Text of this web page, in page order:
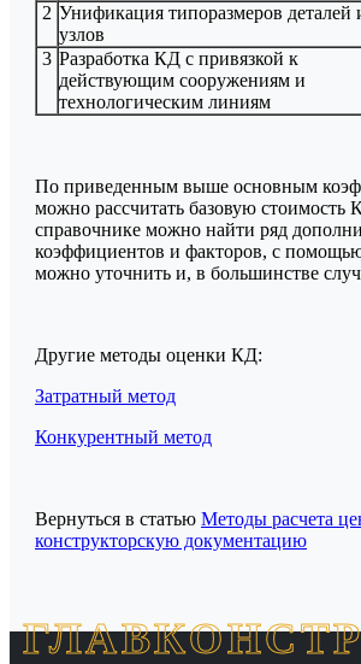
2 Унификация типоразмеров деталей
узлов
3 Разработка КД с привязкой к
действующим сооружениям и
технологическим линиям
По приведенным выше основным
можно рассчитать базовую стоимость
справочнике можно найти ряд
коэффициентов и факторов, с
можно уточнить и, в большинстве
Другие методы оценки КД:
Затратный метод
Конкурентный метод
Вернуться в статью Методы расчета
конструкторскую документацию